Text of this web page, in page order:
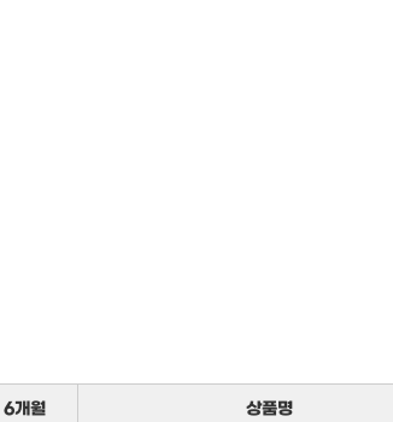
6개월 상품명